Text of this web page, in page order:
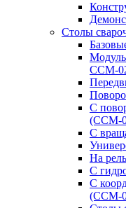
Столы
ССМ-
С
(ССМ-
С
На
С
С
(ССМ-